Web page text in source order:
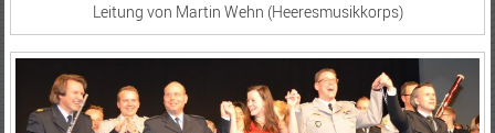
Leitung von Martin Wehn (Heeresmusikkorps)